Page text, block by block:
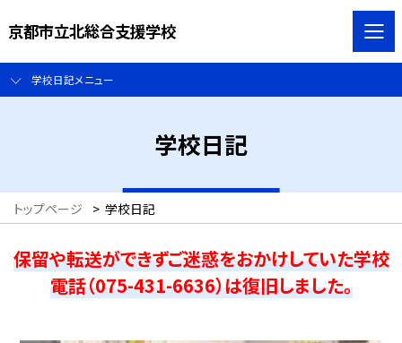
京都市立北総合支援学校
学校日記メニュー
学校日記
トップページ > 学校日記
保留や転送ができずご迷惑をおかけしていた学校
電話（075-431-6636）は復旧しました。